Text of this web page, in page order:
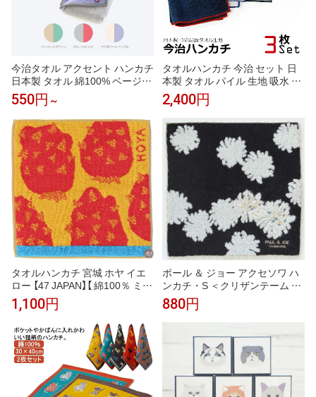
今治タオル アクセント ハンカチ
日本製 タオル 綿100% ベージュ
アイボリー グレー ピンク グリ
ーン パープル 1枚 3枚 5枚 全色
セット かわいい おしゃれ ギフ
ト プレゼント 引越し祝い ギフ
ト タオルギフト
550円 ～
タオルハンカチ 今治 セット 日
本製 タオル パイル 生地 吸水 タ
オル ハンカチ 3枚セット メンズ
ビジネス カジュアル 今治 ブラ
ンド
2,400円
タオルハンカチ 宮城 ホヤ イエ
ロー 【47 JAPAN】【 綿100％ ミニ
タオル プレゼント ギフト プチ
ギフト 引越 挨拶 内祝 お礼 お返
1,100円
ポール ＆ ジョー アクセソワ ハ
ンカチ・S ＜クリザンテーム ・
ネイビー＞ 25×25cm タオルハ
ンカチ レディース かわいい お
しゃれ プレゼント ブランド
880円